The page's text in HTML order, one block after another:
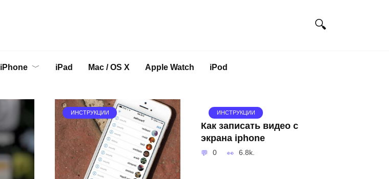
iPhone iPad Mac / OS X Apple Watch iPod
ИНСТРУКЦИИ ИНСТРУКЦИИ
Как записать видео с
экрана iphone
0 6.8k.